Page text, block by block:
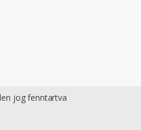
jog fenntartva